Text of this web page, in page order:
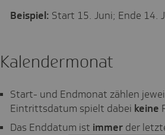
Beispiel: Start 15. Juni; Ende 14.
Kalendermonat
Start- und Endmonat zählen
Eintrittsdatum spielt dabei keine
Das Enddatum ist immer der